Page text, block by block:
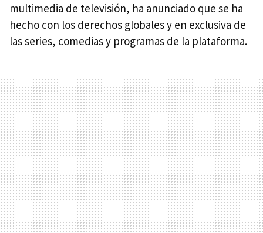
multimedia de televisión, ha anunciado que se ha
hecho con los derechos globales y en exclusiva de
las series, comedias y programas de la plataforma.